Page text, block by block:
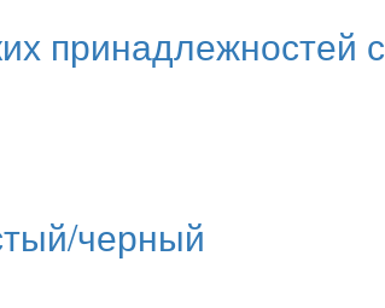
принадлежностей с
черный